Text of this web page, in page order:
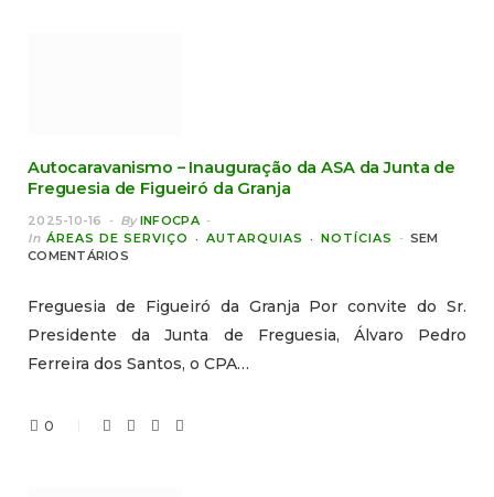
Autocaravanismo – Inauguração da ASA da Junta de
Freguesia de Figueiró da Granja
2025-10-16 By INFOCPA
In ÁREAS DE SERVIÇO AUTARQUIAS NOTÍCIAS
SEM
COMENTÁRIOS
Freguesia de Figueiró da Granja Por convite do Sr.
Presidente da Junta de Freguesia, Álvaro Pedro
Ferreira dos Santos, o CPA…
0